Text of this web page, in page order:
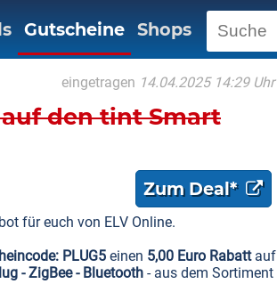
Gutscheine Shops
eingetragen 14.04.2025 14:29 Uhr
auf den tint Smart
Zum Deal*
für euch von ELV Online.
PLUG5 einen 5,00 Euro Rabattauf
- ZigBee - Bluetooth - aus dem Sortiment